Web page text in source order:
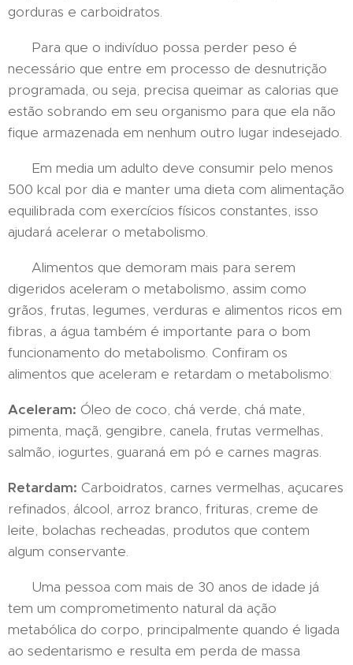
gorduras e carboidratos.
Para que o indivíduo possa perder peso é
necessário que entre em processo de desnutrição
programada, ou seja, precisa queimar as calorias que
estão sobrando em seu organismo para que ela não
fique armazenada em nenhum outro lugar indesejado.
Em media um adulto deve consumir pelo menos
500 kcal por dia e manter uma dieta com alimentação
equilibrada com exercícios físicos constantes, isso
ajudará acelerar o metabolismo.
Alimentos que demoram mais para serem
digeridos aceleram o metabolismo, assim como
grãos, frutas, legumes, verduras e alimentos ricos em
fibras, a água também é importante para o bom
funcionamento do metabolismo. Confiram os
alimentos que aceleram e retardam o metabolismo:
Aceleram: Óleo de coco, chá verde, chá mate,
pimenta, maçã, gengibre, canela, frutas vermelhas,
salmão, iogurtes, guaraná em pó e carnes magras.
Retardam: Carboidratos, carnes vermelhas, açucares
refinados, álcool, arroz branco, frituras, creme de
leite, bolachas recheadas, produtos que contem
algum conservante.
Uma pessoa com mais de 30 anos de idade já
tem um comprometimento natural da ação
metabólica do corpo, principalmente quando é ligada
ao sedentarismo e resulta em perda de massa